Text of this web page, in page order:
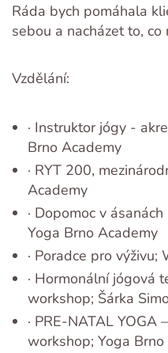
Ráda bych pomáhala
sebou a nacházet to,
Vzdělání:
· Instruktor jógy -
Brno Academy
· RYT 200,
Academy
· Dopomoc v
Yoga Brno Academy
· Poradce pro výživu;
· Hormonální jógová
workshop; Šárka
· PRE-NATAL YOGA
workshop; Yoga